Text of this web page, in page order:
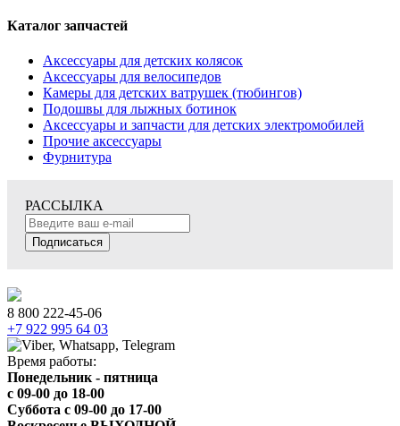
Каталог запчастей
Аксессуары для детских колясок
Аксессуары для велосипедов
Камеры для детских ватрушек (тюбингов)
Подошвы для лыжных ботинок
Аксессуары и запчасти для детских электромобилей
Прочие аксессуары
Фурнитура
РАССЫЛКА
Подписаться
8 800 222-45-06
+7 922 995 64 03
Время работы:
Понедельник - пятница
c 09-00 до 18-00
Суббота с 09-00 до 17-00